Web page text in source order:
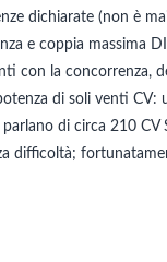
dichiarate (non è
e coppia massima
con la concorrenza,
di soli venti CV:
di circa 210 CV
difficoltà;